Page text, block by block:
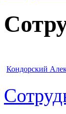
Кондорский